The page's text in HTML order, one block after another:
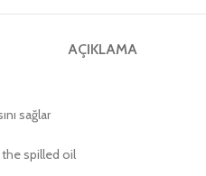
AÇIKLAMA
sağlar
spilled oil